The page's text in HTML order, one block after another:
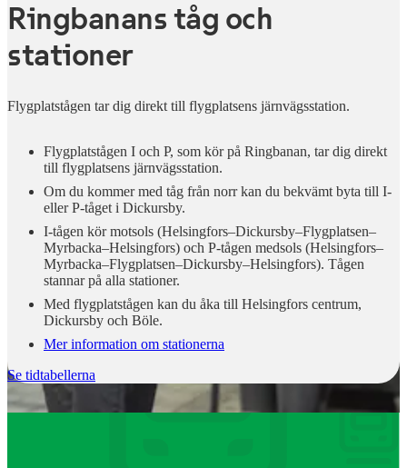
Ringbanans tåg och
stationer
Flygplatstågen tar dig direkt till flygplatsens järnvägsstation.
Flygplatstågen I och P, som kör på Ringbanan, tar dig direkt
till flygplatsens järnvägsstation.
Om du kommer med tåg från norr kan du bekvämt byta till I-
eller P-tåget i Dickursby.
I-tågen kör motsols (Helsingfors–Dickursby–Flygplatsen–
Myrbacka–Helsingfors) och P-tågen medsols (Helsingfors–
Myrbacka–Flygplatsen–Dickursby–Helsingfors). Tågen
stannar på alla stationer.
Med flygplatstågen kan du åka till Helsingfors centrum,
Dickursby och Böle.
Mer information om stationerna
Se tidtabellerna